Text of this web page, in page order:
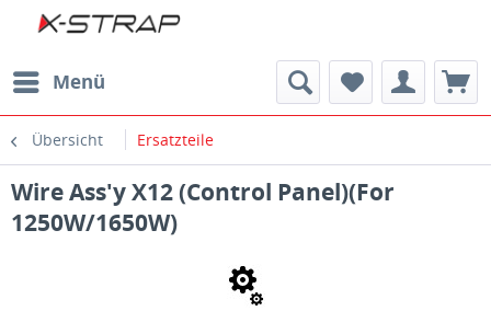
Menü
Übersicht Ersatzteile
Wire Ass'y X12 (Control Panel)(For
1250W/1650W)